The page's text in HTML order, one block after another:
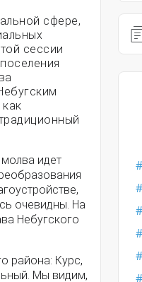
сфере,
сессии
идет
очевидны. На
Небугского
района: Курс,
Мы видим,